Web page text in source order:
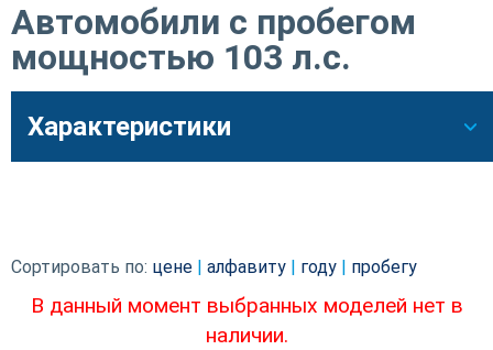
Автомобили с пробегом
мощностью 103 л.c.
Характеристики
Сортировать по: цене алфавиту году пробегу
В данный момент выбранных моделей нет в
наличии.